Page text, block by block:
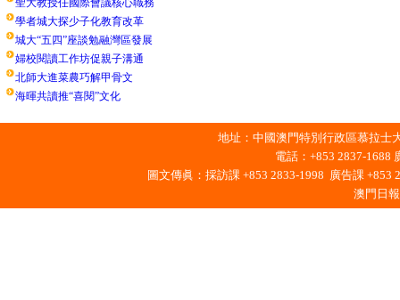
聖大教授任國際會議核心職務
學者城大探少子化教育改革
城大“五四”座談勉融灣區發展
婦校閱讀工作坊促親子溝通
北師大進菜農巧解甲骨文
海暉共讀推“喜閱”文化